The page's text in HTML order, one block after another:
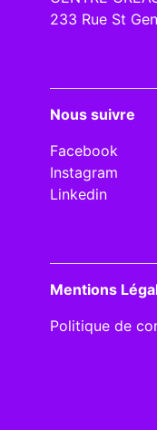
233 Rue St
Nous suivre
Facebook
Instagram
Linkedin
Mentions
Politique de